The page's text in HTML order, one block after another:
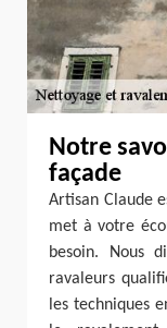
Notre
façade
Artisan Claude
met à votre
besoin. Nous
ravaleurs
les techniques